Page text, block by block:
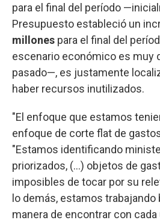
para el final del período
Presupuesto estableció un
millones para el final del
escenario económico es muy
pasado—, es justamente
haber recursos inutilizados.
"El enfoque que estamos
enfoque de corte flat de
"Estamos identificando
priorizados, (...) objetos de
imposibles de tocar por su
lo demás, estamos trabajando
manera de encontrar con cada